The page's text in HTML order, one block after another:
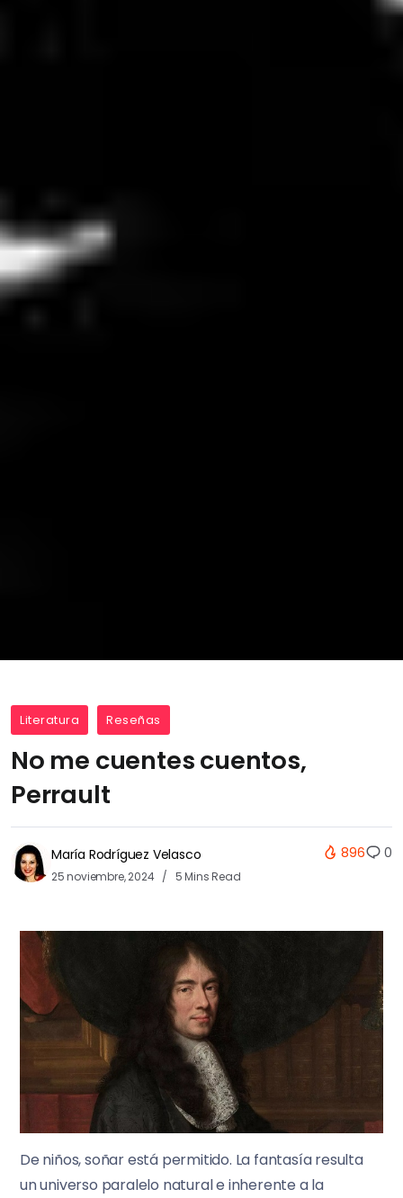
Literatura Reseñas
No me cuentes cuentos,
Perrault
María Rodríguez Velasco
25 noviembre, 2024 5 Mins Read
896 0
De niños, soñar está permitido. La fantasía resulta
un universo paralelo natural e inherente a la